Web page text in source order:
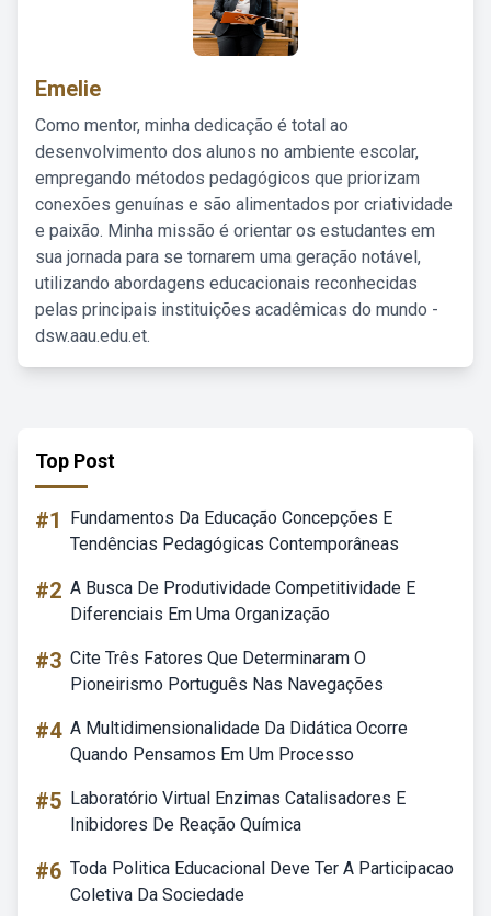
Emelie
Como mentor, minha dedicação é total ao
desenvolvimento dos alunos no ambiente escolar,
empregando métodos pedagógicos que priorizam
conexões genuínas e são alimentados por criatividade
e paixão. Minha missão é orientar os estudantes em
sua jornada para se tornarem uma geração notável,
utilizando abordagens educacionais reconhecidas
pelas principais instituições acadêmicas do mundo -
dsw.aau.edu.et.
Top Post
#1
Fundamentos Da Educação Concepções E
Tendências Pedagógicas Contemporâneas
#2 A Busca De Produtividade Competitividade E
Diferenciais Em Uma Organização
#3 Cite Três Fatores Que Determinaram O
Pioneirismo Português Nas Navegações
#4 A Multidimensionalidade Da Didática Ocorre
Quando Pensamos Em Um Processo
#5 Laboratório Virtual Enzimas Catalisadores E
Inibidores De Reação Química
#6 Toda Politica Educacional Deve Ter A Participacao
Coletiva Da Sociedade